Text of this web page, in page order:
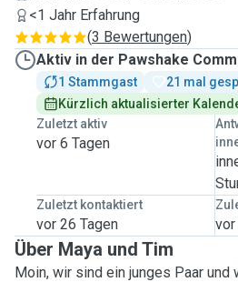
<1 Jahr Erfahrung
(3 Bewertungen)
Aktiv in der Pawshake
1 Stammgast
21 mal
Kürzlich aktualisierter
Zuletzt aktiv
vor 6 Tagen
Zuletzt kontaktiert
vor 26 Tagen vor
Über Maya und Tim
Moin, wir sind ein junges Paar und